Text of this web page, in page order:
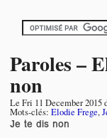
Paroles –
non
Le Fri 11 December 2015
Mots-clés: Elodie Frege,
Je te dis non